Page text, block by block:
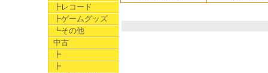
┣レコード
┣ゲームグッズ
┗その他
中古
┣
┣